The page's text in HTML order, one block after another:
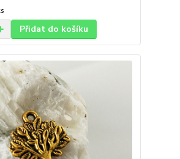
Přidat do košíku